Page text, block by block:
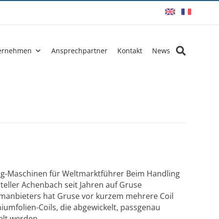
Ansprechpartner Kontakt News
Maschinen für Weltmarktführer Beim Handling
Achenbach seit Jahren auf Gruse
hat Gruse vor kurzem mehrere Coil
Coils, die abgewickelt, passgenau